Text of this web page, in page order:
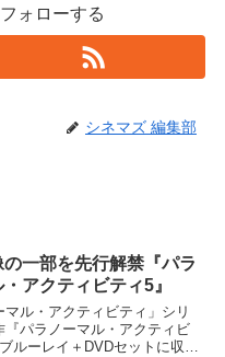
ォローする
シネマズ 編集部
一部を先行解禁『パラ
・アクティビティ5』
マル・アクティビティ」シリ
『パラノーマル・アクティビ
ルーレイ＋DVDセットに収録